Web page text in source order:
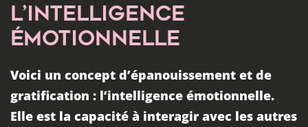
L’INTELLIGENCE
ÉMOTIONNELLE
Voici un concept d’épanouissement et de
gratification : l’intelligence émotionnelle.
Elle est la capacité à interagir avec les autres